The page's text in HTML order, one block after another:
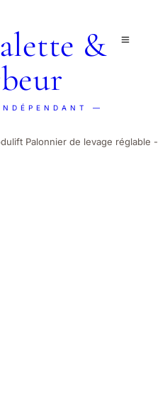
&
—
Palonnier de levage réglable -